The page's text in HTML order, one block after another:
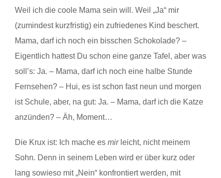
Weil ich die coole Mama sein will. Weil „Ja“ mir
(zumindest kurzfristig) ein zufriedenes Kind beschert.
Mama, darf ich noch ein bisschen Schokolade? –
Eigentlich hattest Du schon eine ganze Tafel, aber was
soll’s: Ja. – Mama, darf ich noch eine halbe Stunde
Fernsehen? – Hui, es ist schon fast neun und morgen
ist Schule, aber, na gut: Ja. – Mama, darf ich die Katze
anzünden? – Äh, Moment…
Die Krux ist: Ich mache es mirleicht, nicht meinem
Sohn. Denn in seinem Leben wird er über kurz oder
lang sowieso mit „Nein“ konfrontiert werden, mit